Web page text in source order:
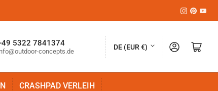
Instagram
Pinterest
5322 7841374
concepts.de
L
n
DE (EUR €) AnmeldenMini-Warenkorb öffnen
CRASHPAD VERLEIH